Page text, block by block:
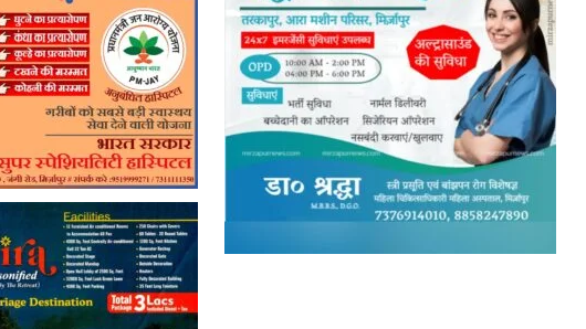
Hindi,
Today